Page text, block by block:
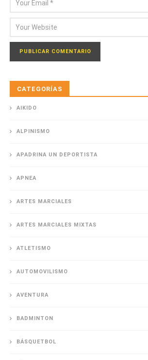
CATEGORÍAS
AIKIDO
ALPINISMO
APADRINA UN DEPORTISTA
APNEA
ARTES MARCIALES
ARTES MARCIALES MIXTAS
ATLETISMO
AUTOMOVILISMO
AVENTURA
BADMINTON
BÁSQUETBOL